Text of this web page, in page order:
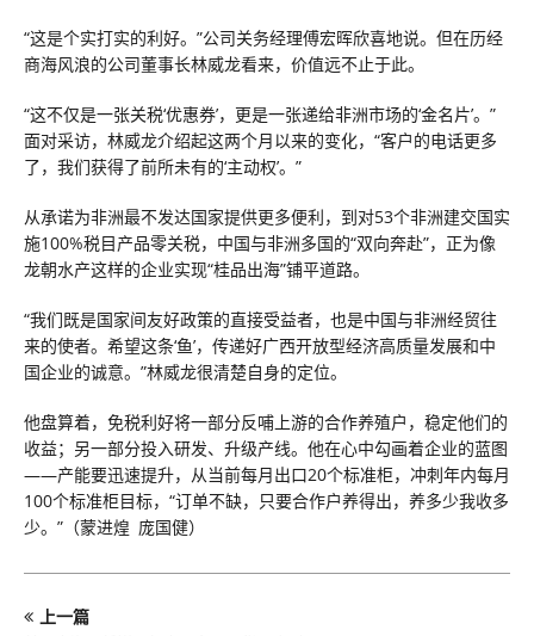
“这是个实打实的利好。”公司关务经理傅宏晖欣喜地说。但在历经
商海风浪的公司董事长林威龙看来，价值远不止于此。
“这不仅是一张关税‘优惠券’，更是一张递给非洲市场的‘金名片’。”
面对采访，林威龙介绍起这两个月以来的变化，“客户的电话更多
了，我们获得了前所未有的‘主动权’。”
从承诺为非洲最不发达国家提供更多便利，到对53个非洲建交国实
施100%税目产品零关税，中国与非洲多国的“双向奔赴”，正为像
龙朝水产这样的企业实现“桂品出海”铺平道路。
“我们既是国家间友好政策的直接受益者，也是中国与非洲经贸往
来的使者。希望这条‘鱼’，传递好广西开放型经济高质量发展和中
国企业的诚意。”林威龙很清楚自身的定位。
他盘算着，免税利好将一部分反哺上游的合作养殖户，稳定他们的
收益；另一部分投入研发、升级产线。他在心中勾画着企业的蓝图
——产能要迅速提升，从当前每月出口20个标准柜，冲刺年内每月
100个标准柜目标，“订单不缺，只要合作户养得出，养多少我收多
少。”（蒙进煌 庞国健）
上一篇